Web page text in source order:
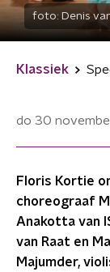
foto: Denis
Klassiek
do 30
Floris Kortie
choreograaf
Anakotta van
van Raat en
Majumder,